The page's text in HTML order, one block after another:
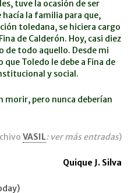
tuve la ocasión de ser
la familia para que,
toledana, se hiciera cargo
de Calderón. Hoy, casi diez
de todo aquello. Desde mi
Toledo le debe a Fina de
y social.
morir, pero nunca deberían
VASIL: ver más entradas)
Quique J. Silva